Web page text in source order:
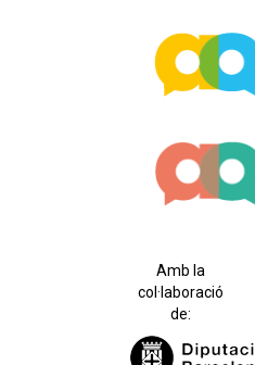
Amb la
col·laboració
de: